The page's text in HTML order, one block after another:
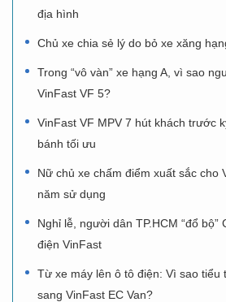
địa hình
Chủ xe chia sẻ lý do bỏ xe xăng
Trong “vô vàn” xe hạng A, vì sao
VinFast VF 5?
VinFast VF MPV 7 hút khách trước
bánh tối ưu
Nữ chủ xe chấm điểm xuất sắc cho
năm sử dụng
Nghỉ lễ, người dân TP.HCM “đổ
điện VinFast
Từ xe máy lên ô tô điện: Vì sao tiểu
sang VinFast EC Van?